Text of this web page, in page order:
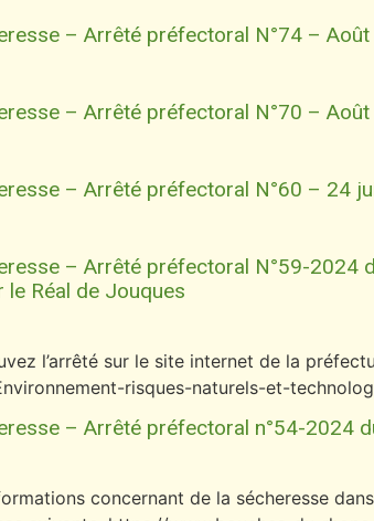
– Arrêté préfectoral N°74 –
– Arrêté préfectoral N°70 –
– Arrêté préfectoral N°60 – 24
– Arrêté préfectoral N°59-2024
le Réal de Jouques
l’arrêté sur le site internet de la
risques-naturels-et-
– Arrêté préfectoral n°54-2024
concernant de la sécheresse